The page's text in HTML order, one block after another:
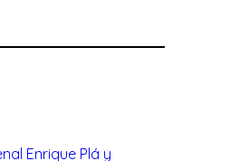
Enrique Plá y